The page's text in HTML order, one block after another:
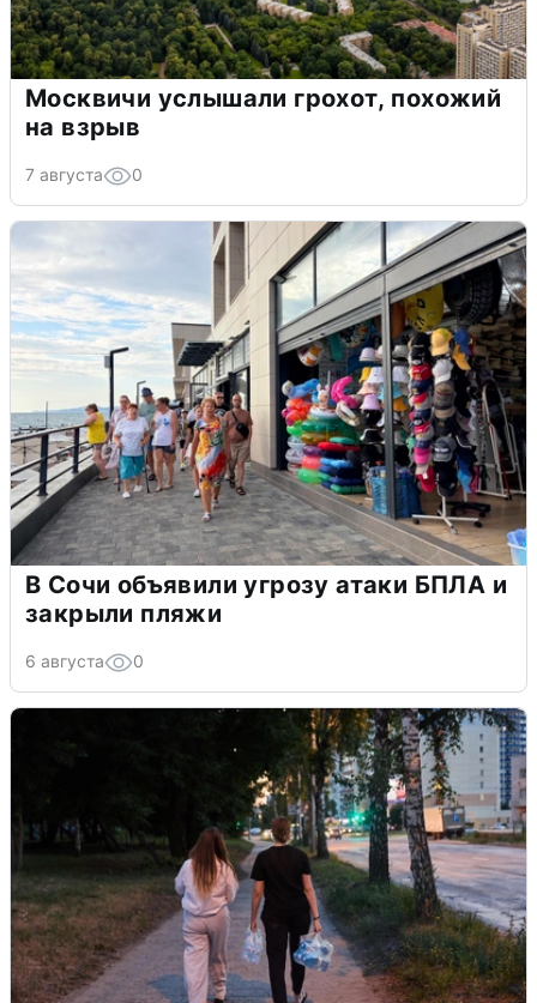
Москвичи услышали грохот, похожий
на взрыв
7 августа 0
В Сочи объявили угрозу атаки БПЛА и
закрыли пляжи
6 августа 0